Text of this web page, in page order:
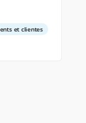
et clientes